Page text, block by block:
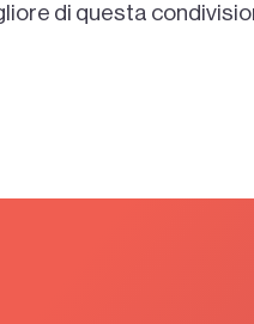
di questa